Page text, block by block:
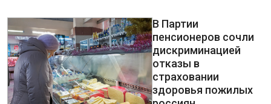
В Партии
пенсионеров сочли
дискриминацией
отказы в
страховании
здоровья пожилых